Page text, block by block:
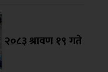
२०८३ श्रावण १९ गते